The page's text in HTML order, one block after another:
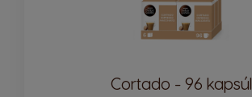
Cortado - 96 kapsúl